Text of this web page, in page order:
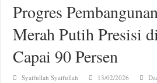
Progres
Merah Putih Presisi
Capai 90 Persen
Syaifullah Syaifullah 13/02/2026